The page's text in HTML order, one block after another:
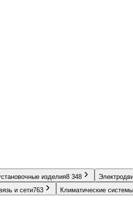
изделия8 348
и сети763 Климатические системы